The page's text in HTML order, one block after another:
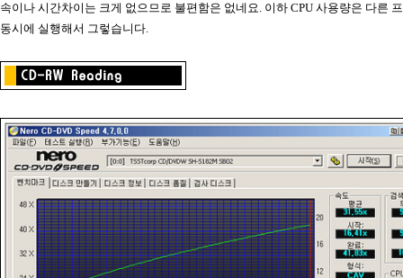
속이나 시간차이는 크게 없으므로 불편함은 없네요. 이하 CPU 사용량은 다른
동시에 실행해서 그렇습니다.